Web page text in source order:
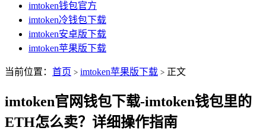
imtoken钱包官方
imtoken冷钱包下载
imtoken安卓版下载
imtoken苹果版下载
当前位置： 首页 > imtoken苹果版下载 > 正文
imtoken官网钱包下载-imtoken钱包里的
ETH怎么卖？详细操作指南